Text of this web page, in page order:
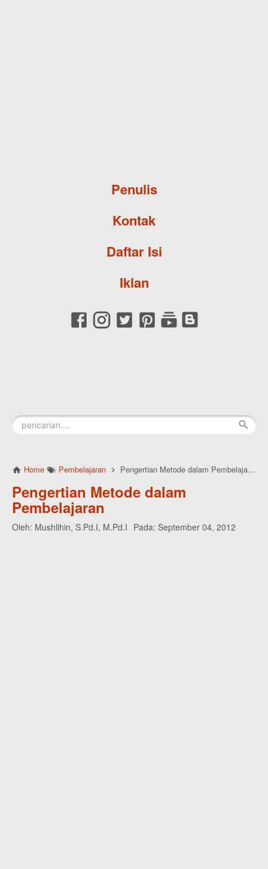
Penulis
Kontak
Daftar Isi
Iklan
Home Pembelajaran Pengertian Metode dalam Pembelajaran
Pengertian Metode dalam
Pembelajaran
Oleh: Mushlihin, S.Pd.I, M.Pd.I Pada: September 04, 2012